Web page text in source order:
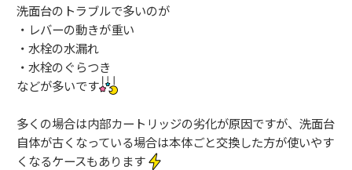
洗面台のトラブルで多いのが
・レバーの動きが重い
・水栓の水漏れ
・水栓のぐらつき
などが多いです
多くの場合は内部カートリッジの劣化が原因ですが、洗面台
自体が古くなっている場合は本体ごと交換した方が使いやす
くなるケースもあります